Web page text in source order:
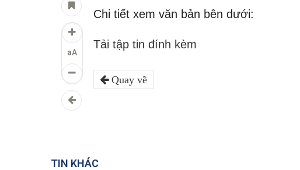
aA
Chi tiết xem văn bản bên dưới:
Tải tập tin đính kèm
Quay về
TIN KHÁC